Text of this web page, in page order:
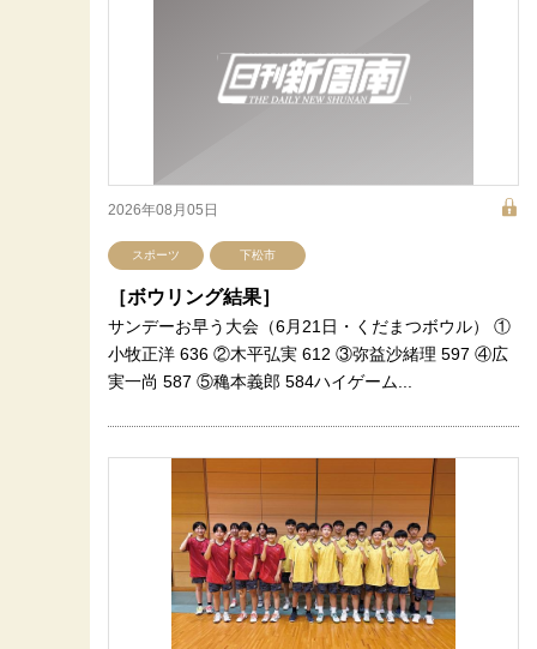
2026年08月05日
スポーツ 下松市
［ボウリング結果］
サンデーお早う大会（6月21日・くだまつボウル） ①
小牧正洋 636 ②木平弘実 612 ③弥益沙緒理 597 ④広
実一尚 587 ⑤穐本義郎 584ハイゲーム...